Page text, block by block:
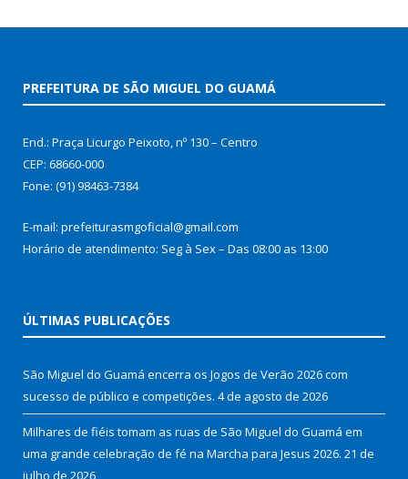
PREFEITURA DE SÃO MIGUEL DO GUAMÁ
End.: Praça Licurgo Peixoto, nº 130 – Centro
CEP: 68660-000
Fone: (91) 98463-7384
E-mail: prefeiturasmgoficial@gmail.com
Horário de atendimento: Seg à Sex – Das 08:00 as 13:00
ÚLTIMAS PUBLICAÇÕES
São Miguel do Guamá encerra os Jogos de Verão 2026 com
sucesso de público e competições. 4 de agosto de 2026
Milhares de fiéis tomam as ruas de São Miguel do Guamá em
uma grande celebração de fé na Marcha para Jesus 2026. 21 de
julho de 2026